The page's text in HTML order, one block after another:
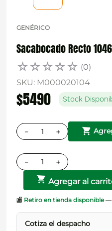
GENÉRICO
Sacabocado Recto
☆☆☆☆☆ (0)
SKU: M000020104
$5490 Stock
＋
－
＋
－
Agregar al
🏬 Retiro en tienda disponible—
Cotiza el despacho